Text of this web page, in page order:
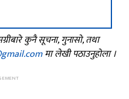
कुनै सूचना, गुनासो, तथा
मा लेखी पठाउनुहोला ।